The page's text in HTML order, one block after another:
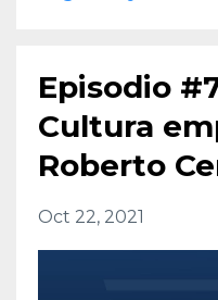
Episodio
Cultura
Roberto
Oct 22, 2021